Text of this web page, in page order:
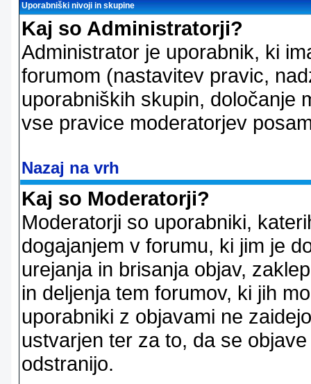
Uporabniški nivoji in skupine
Kaj so Administratorji?
Administrator je uporabnik, ki
forumom (nastavitev pravic,
uporabniških skupin, določanje
vse pravice moderatorjev
Nazaj na vrh
Kaj so Moderatorji?
Moderatorji so uporabniki,
dogajanjem v forumu, ki jim je
urejanja in brisanja objav,
in deljenja tem forumov, ki jih
uporabniki z objavami ne
ustvarjen ter za to, da se
odstranijo.